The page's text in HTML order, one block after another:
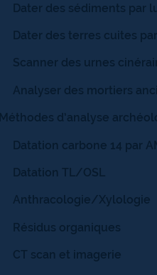
Dater des sédiments par
Dater des terres cuites
Scanner des urnes
Analyser des mortiers
Méthodes d’analyse
Datation carbone 14 par
Datation TL/OSL
Anthracologie/Xylologie
Résidus organiques
CT scan et imagerie